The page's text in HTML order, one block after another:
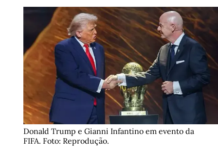
Donald Trump e Gianni Infantino em evento da
FIFA. Foto: Reprodução.